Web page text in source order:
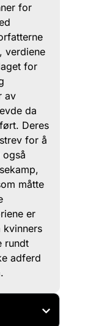
for
verdiene
for
av
da
Deres
for å
også
måtte
er
kvinners
rundt
adferd